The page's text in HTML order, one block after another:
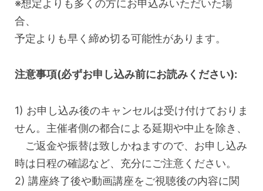
※想定よりも多くの方にお申込みいただいた場
合、
予定よりも早く締め切る可能性があります。
注意事項(必ずお申し込み前にお読みください):
1) お申し込み後のキャンセルは受け付けておりま
せん。主催者側の都合による延期や中止を除き、
ご返金や振替は致しかねますので、お申し込み
時は日程の確認など、充分にご注意ください。
2) 講座終了後や動画講座をご視聴後の内容に関